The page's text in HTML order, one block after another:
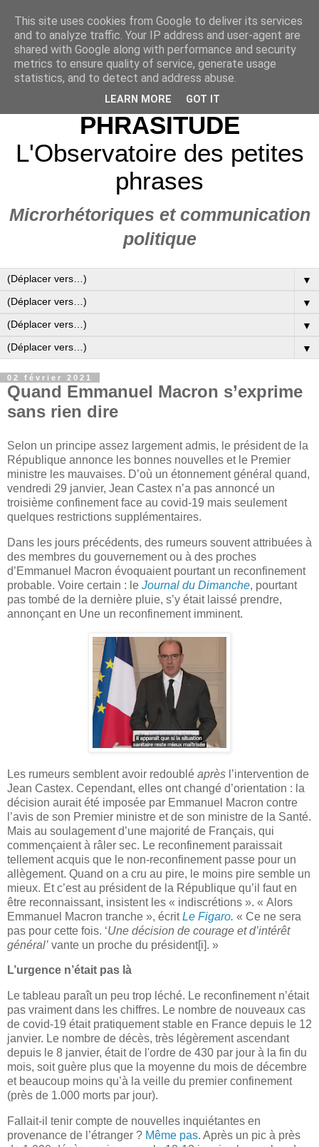
PHRASITUDE
L'Observatoire des petites
phrases
Microrhétoriques et communication
politique
▼
▼
▼
▼
02 février 2021
Quand Emmanuel Macron s’exprime
sans rien dire
Selon un principe assez largement admis, le président de la
République annonce les bonnes nouvelles et le Premier
ministre les mauvaises. D’où un étonnement général quand,
vendredi 29 janvier, Jean Castex n’a pas annoncé un
troisième confinement face au covid-19 mais seulement
quelques restrictions supplémentaires.
Dans les jours précédents, des rumeurs souvent attribuées à
des membres du gouvernement ou à des proches
d’Emmanuel Macron évoquaient pourtant un reconfinement
probable. Voire certain : le Journal du Dimanche, pourtant
pas tombé de la dernière pluie, s’y était laissé prendre,
annonçant en Une un reconfinement imminent.
Les rumeurs semblent avoir redoublé après l’intervention de
Jean Castex. Cependant, elles ont changé d’orientation : la
décision aurait été imposée par Emmanuel Macron contre
l’avis de son Premier ministre et de son ministre de la Santé.
Mais au soulagement d’une majorité de Français, qui
commençaient à râler sec. Le reconfinement paraissait
tellement acquis que le non-reconfinement passe pour un
allègement. Quand on a cru au pire, le moins pire semble un
mieux. Et c’est au président de la République qu’il faut en
être reconnaissant, insistent les « indiscrétions ». « Alors
Emmanuel Macron tranche », écritLe Figaro. « Ce ne sera
pas pour cette fois. ‘Une décision de courage et d’intérêt
général’ vante un proche du président[i]. »
L’urgence n’était pas là
Le tableau paraît un peu trop léché. Le reconfinement n’était
pas vraiment dans les chiffres. Le nombre de nouveaux cas
de covid-19 était pratiquement stable en France depuis le 12
janvier. Le nombre de décès, très légèrement ascendant
depuis le 8 janvier, était de l'ordre de 430 par jour à la fin du
mois, soit guère plus que la moyenne du mois de décembre
et beaucoup moins qu’à la veille du premier confinement
(près de 1.000 morts par jour).
Fallait-il tenir compte de nouvelles inquiétantes en
provenance de l’étranger ? Même pas. Après un pic à près
This site uses cookies from Google to deliver its services
and to analyze traffic. Your IP address and user-agent are
shared with Google along with performance and security
metrics to ensure quality of service, generate usage
statistics, and to detect and address abuse.
LEARN MORE GOT IT